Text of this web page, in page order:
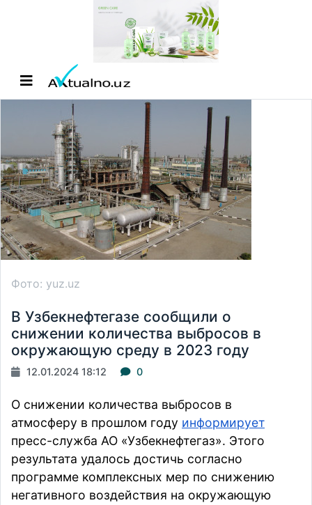
Фото: yuz.uz
В Узбекнефтегазе сообщили о
снижении количества выбросов в
окружающую среду в 2023 году
12.01.2024 18:12 0
О снижении количества выбросов в
атмосферу в прошлом году информирует
пресс-служба АО «Узбекнефтегаз». Этого
результата удалось достичь согласно
программе комплексных мер по снижению
негативного воздействия на окружающую